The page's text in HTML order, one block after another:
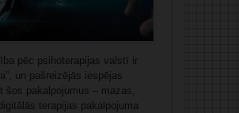
pēc psihoterapijas valstī ir
un pašreizējās iespējas
šos pakalpojumus – mazas,
terapijas pakalpojuma